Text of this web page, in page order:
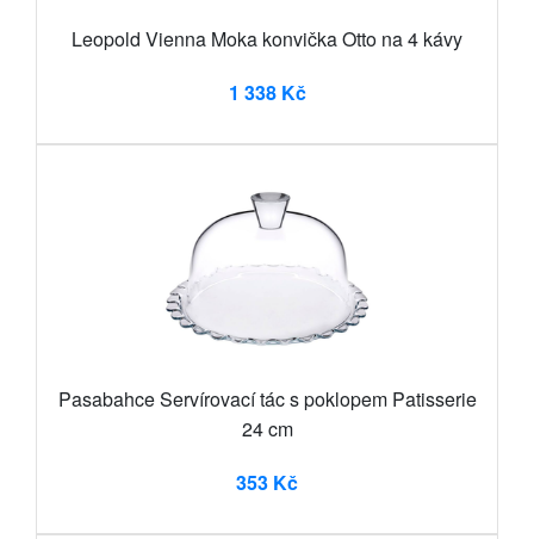
Leopold Vienna Moka konvička Otto na 4 kávy
1 338 Kč
Pasabahce Servírovací tác s poklopem Patisserie
24 cm
353 Kč